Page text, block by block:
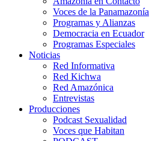
Voces de la Panamazonía
Programas y Alianzas
Democracia en Ecuador
Programas Especiales
Noticias
Red Informativa
Red Kichwa
Red Amazónica
Entrevistas
Producciones
Podcast Sexualidad
Voces que Habitan